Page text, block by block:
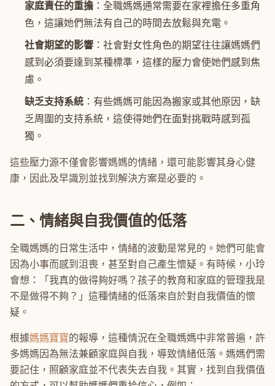
家庭責任的重擔 ：全職媽媽通常需要在家裡擔任多重角
色，這讓她們無法有自己的時間去放鬆與充電。
社會期望的影響 ：社會對女性角色的期望往往讓媽媽們
感到必須要達到某種標準，這樣的壓力會使她們感到焦
慮。
缺乏支持系統 ：有些媽媽可能因為搬家或其他原因，缺
乏周圍的支持系統，這使得她們在面對挑戰時感到孤
獨。
這些壓力源不僅會影響媽媽的情緒，還可能影響其身心健
康，因此及早識別並找到解決方案是必要的。
二、情緒與自我價值的低落
全職媽媽的日常生活中，情緒的波動是常見的。她們可能會
因為小事而感到沮喪，甚至對自己產生懷疑。有時候，小玲
會想：「我真的做得夠好嗎？孩子的教育和家庭的管理我是
不是做得不夠？」這種情緒的低落來自於對自我價值的懷
疑。
根據媽媽寶寶的報導，這種情況在全職媽媽中非常普遍，許
多媽媽因為無法兼顧家庭與自我，導致情緒低落。媽媽們需
要記住，照顧家庭並不代表失去自我。其實，找到自我價值